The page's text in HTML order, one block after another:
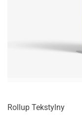
Rollup Tekstylny